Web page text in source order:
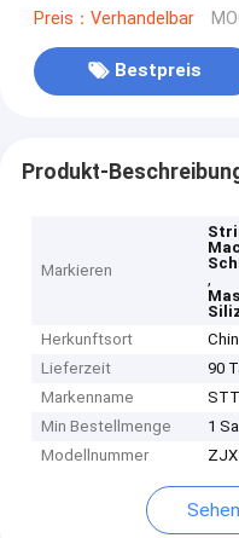
Preis：Verhandelbar
Bestpreis
Produkt-
Markieren
,
Herkunftsort
Lieferzeit
90
Markenname
STT
Min Bestellmenge
1
Modellnummer